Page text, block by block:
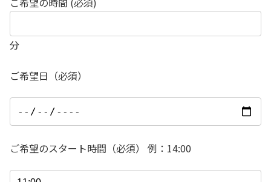
分
ご希望日（必須）
ご希望のスタート時間（必須） 例：14:00